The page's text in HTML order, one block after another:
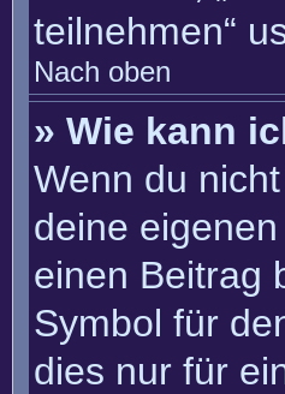
teilnehmen“
Nach oben
» Wie kann
Wenn du
deine
einen Beitrag
Symbol für
dies nur für